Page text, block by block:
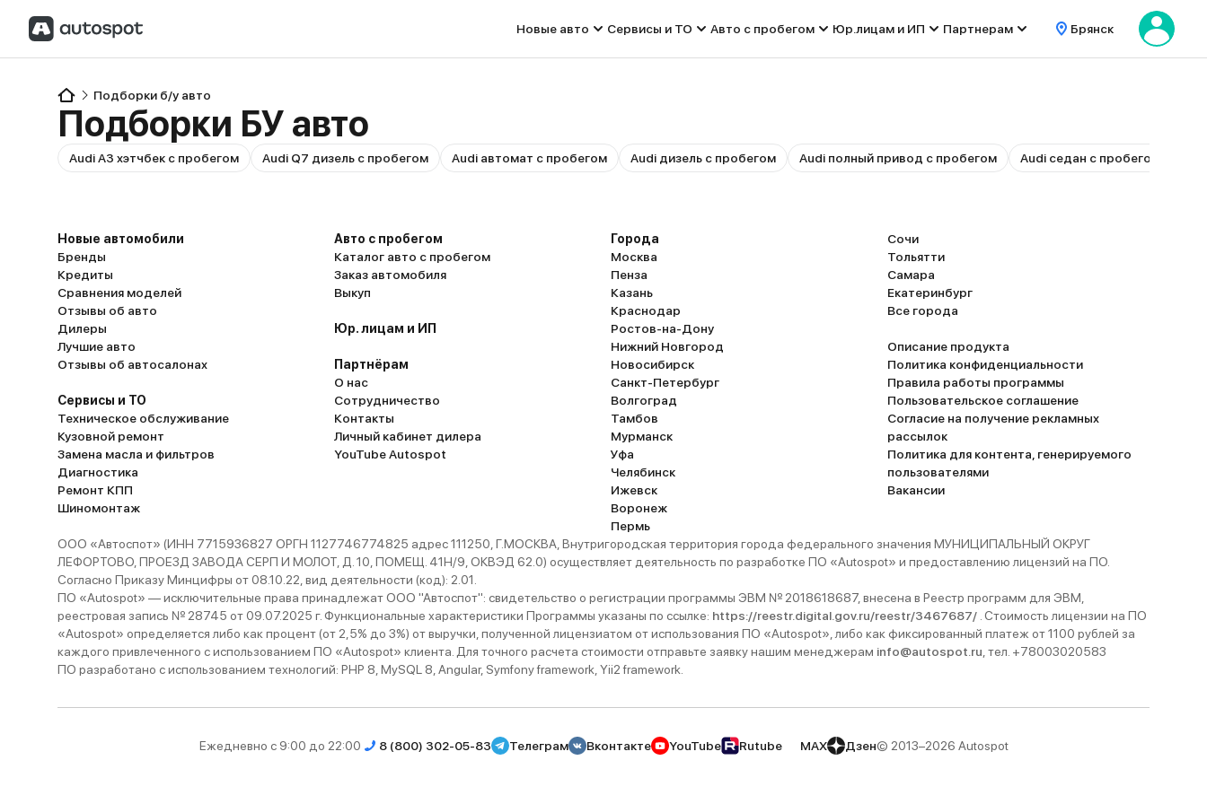
Новые авто Сервисы и ТО Авто с пробегом Юр.лицам и ИП Партнерам Брянск
Подборки б/у авто
Подборки БУ авто
Audi A3 хэтчбек с пробегом Audi Q7 дизель с пробегом Audi автомат с пробегом Audi дизель с пробегом Audi полный привод с пробегом Audi седан с пробегом
Новые автомобили
Бренды
Кредиты
Сравнения моделей
Отзывы об авто
Дилеры
Лучшие авто
Отзывы об автосалонах
Сервисы и ТО
Техническое обслуживание
Кузовной ремонт
Замена масла и фильтров
Диагностика
Ремонт КПП
Шиномонтаж
Авто с пробегом
Каталог авто с пробегом
Заказ автомобиля
Выкуп
Юр. лицам и ИП
Партнёрам
О нас
Сотрудничество
Контакты
Личный кабинет дилера
YouTube Autospot
Города
Москва
Пенза
Казань
Краснодар
Ростов-на-Дону
Нижний Новгород
Новосибирск
Санкт-Петербург
Волгоград
Тамбов
Мурманск
Уфа
Челябинск
Ижевск
Воронеж
Пермь
Сочи
Тольятти
Самара
Екатеринбург
Все города
Описание продукта
Политика конфиденциальности
Правила работы программы
Пользовательское соглашение
Согласие на получение рекламных
рассылок
Политика для контента, генерируемого
пользователями
Вакансии
ООО «Автоспот» (ИНН 7715936827 ОРГН 1127746774825 адрес 111250, Г.МОСКВА, Внутригородская территория города федерального значения МУНИЦИПАЛЬНЫЙ ОКРУГ
ЛЕФОРТОВО, ПРОЕЗД ЗАВОДА СЕРП И МОЛОТ, Д. 10, ПОМЕЩ. 41Н/9, ОКВЭД 62.0) осуществляет деятельность по разработке ПО «Autospot» и предоставлению лицензий на ПО.
Согласно Приказу Минцифры от 08.10.22, вид деятельности (код): 2.01.
ПО «Autospot» — исключительные права принадлежат ООО "Автоспот": свидетельство о регистрации программы ЭВМ № 2018618687, внесена в Реестр программ для ЭВМ,
реестровая запись № 28745 от 09.07.2025 г. Функциональные характеристики Программы указаны по ссылке: https://reestr.digital.gov.ru/reestr/3467687/ . Стоимость лицензии на ПО
«Autospot» определяется либо как процент (от 2,5% до 3%) от выручки, полученной лицензиатом от использования ПО «Autospot», либо как фиксированный платеж от 1100 рублей за
каждого привлеченного с использованием ПО «Autospot» клиента. Для точного расчета стоимости отправьте заявку нашим менеджерам info@autospot.ru , тел. +78003020583
ПО разработано с использованием технологий: PHP 8, MySQL 8, Angular, Symfony framework, Yii2 framework.
Ежедневно с 9:00 до 22:00 8 (800) 302-05-83 Телеграм Вконтакте YouTube Rutube MAX Дзен© 2013–2026 Autospot